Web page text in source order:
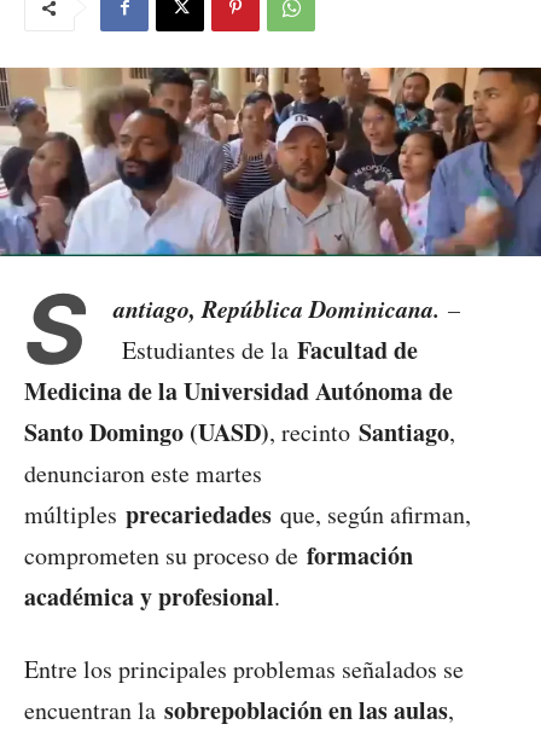
S antiago, República Dominicana. –
Estudiantes de la Facultad de
Medicina de la Universidad Autónoma de
Santo Domingo (UASD), recinto Santiago,
denunciaron este martes
múltiples precariedades que, según afirman,
comprometen su proceso de formación
académica y profesional.
Entre los principales problemas señalados se
encuentran la sobrepoblación en las aulas,